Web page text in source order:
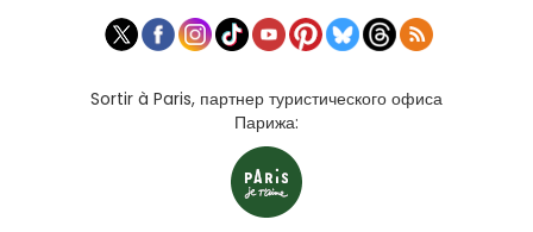
Sortir à Paris, партнер туристического офиса
Парижа: